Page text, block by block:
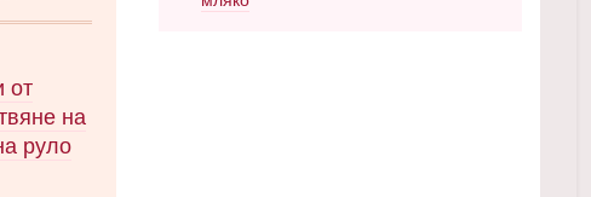
от
на
руло